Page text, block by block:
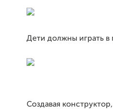
Дети должны играть в
Создавая